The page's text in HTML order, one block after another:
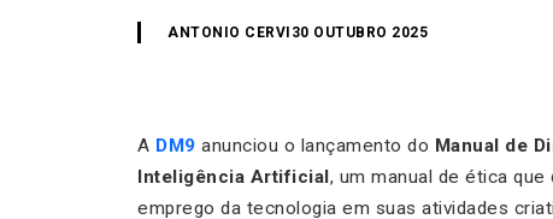
ANTONIO CERVI 30 OUTUBRO 2025
A DM9 anunciou o lançamento do Manual de
Inteligência Artificial, um manual de ética
emprego da tecnologia em suas atividades